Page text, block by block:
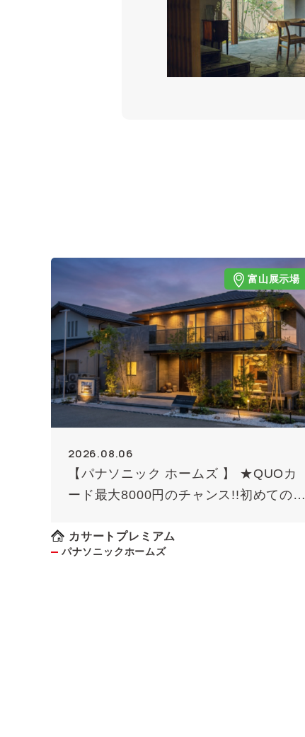
富山展示場
2026.08.06
【パナソニック ホームズ 】 ★QUOカ
ード最大8000円のチャンス!!初めての方
カサートプレミアム
パナソニックホームズ